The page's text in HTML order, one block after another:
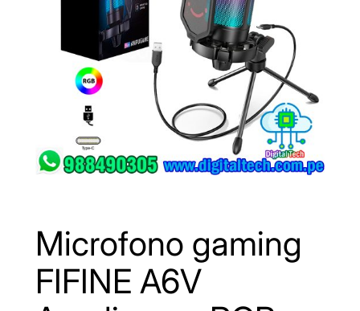
Microfono gaming
FIFINE A6V